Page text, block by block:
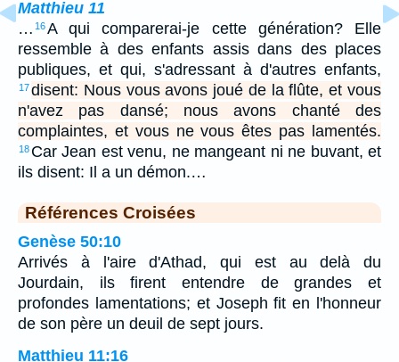
Matthieu 11
… 16A qui comparerai-je cette génération? Elle
ressemble à des enfants assis dans des places
publiques, et qui, s'adressant à d'autres enfants,
17disent: Nous vous avons joué de la flûte, et vous
n'avez pas dansé; nous avons chanté des
complaintes, et vous ne vous êtes pas lamentés.
18 Car Jean est venu, ne mangeant ni ne buvant, et
ils disent: Il a un démon.…
Références Croisées
Genèse 50:10
Arrivés à l'aire d'Athad, qui est au delà du
Jourdain, ils firent entendre de grandes et
profondes lamentations; et Joseph fit en l'honneur
de son père un deuil de sept jours.
Matthieu 11:16